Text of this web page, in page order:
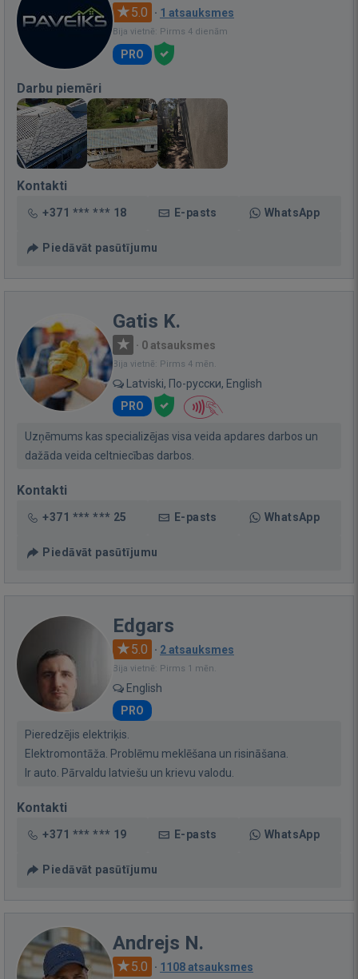
5.0 · 1 atsauksmes
Bija vietnē: Pirms 4 dienām
PRO
Darbu piemēri
Kontakti
+371 *** *** 18 E-pasts WhatsApp
Piedāvāt pasūtījumu
Gatis K.
· 0 atsauksmes
Bija vietnē: Pirms 4 mēn.
Latviski, По-русски, English
PRO
Uzņēmums kas specializējas visa veida apdares darbos un
dažāda veida celtniecības darbos.
Kontakti
+371 *** *** 25 E-pasts WhatsApp
Piedāvāt pasūtījumu
Edgars
5.0 · 2 atsauksmes
Bija vietnē: Pirms 1 mēn.
English
PRO
Pieredzējis elektriķis.
Elektromontāža. Problēmu meklēšana un risināšana.
Ir auto. Pārvaldu latviešu un krievu valodu.
Kontakti
+371 *** *** 19 E-pasts WhatsApp
Piedāvāt pasūtījumu
Andrejs N.
5.0 · 1108 atsauksmes